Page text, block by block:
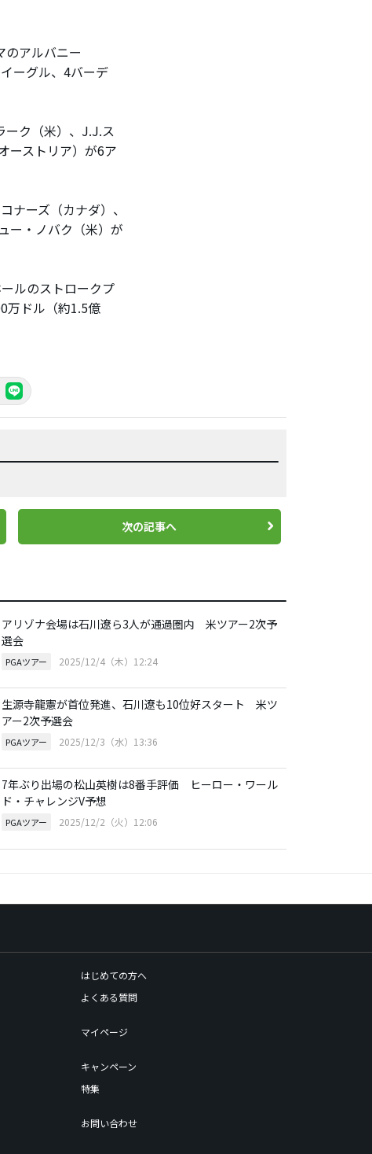
アルバニー
ーグル、4バーデ
ク（米）、J.J.ス
ーストリア）が6ア
ーズ（カナダ）、
ー・ノバク（米）が
ルのストロークプ
万ドル（約1.5億
次の記事へ
アリゾナ会場は石川遼ら3人が通過圏内 米ツアー2次予
選会
PGAツアー 2025/12/4（木）12:24
生源寺龍憲が首位発進、石川遼も10位好スタート 米ツ
アー2次予選会
PGAツアー 2025/12/3（水）13:36
7年ぶり出場の松山英樹は8番手評価 ヒーロー・ワール
ド・チャレンジV予想
PGAツアー 2025/12/2（火）12:06
はじめての方へ
よくある質問
マイページ
キャンペーン
特集
お問い合わせ